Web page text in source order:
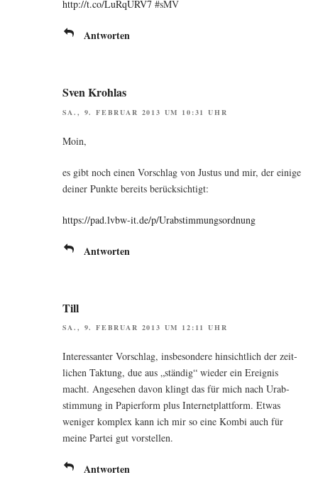
http://t.co/LuRqURV7#sMV
Antworten
Sven Krohlas
SA., 9. FEBRUAR 2013 UM 10:31 UHR
Moin,
es gibt noch einen Vor­schlag von Jus­tus und mir, der eini­ge
dei­ner Punk­te bereits berücksichtigt:
https://pad.lvbw-it.de/p/Urabstimmungsordnung
Antworten
Till
SA., 9. FEBRUAR 2013 UM 12:11 UHR
Inter­es­san­ter Vor­schlag, ins­be­son­de­re hin­sicht­lich der zeit­
li­chen Tak­tung, due aus „stän­dig“ wie­der ein Ereig­nis
macht. Ange­se­hen davon klingt das für mich nach Urab­
stim­mung in Papier­form plus Inter­net­platt­form. Etwas
weni­ger kom­plex kann ich mir so eine Kom­bi auch für
mei­ne Par­tei gut vorstellen.
Antworten